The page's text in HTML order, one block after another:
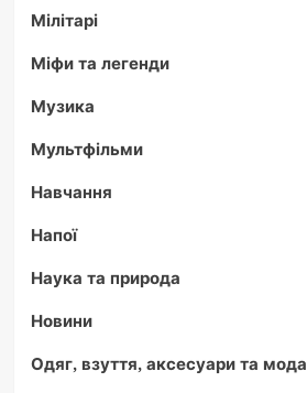
Мілітарі
Міфи та легенди
Музика
Мультфільми
Навчання
Напої
Наука та природа
Новини
Одяг, взуття, аксесуари та мода